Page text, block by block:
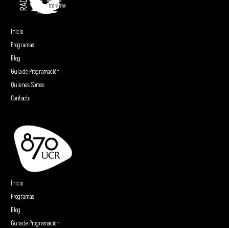
Inicio
Programas
Blog
Guía de Programación
Quienes Somos
Contacto
Inicio
Programas
Blog
Guía de Programación